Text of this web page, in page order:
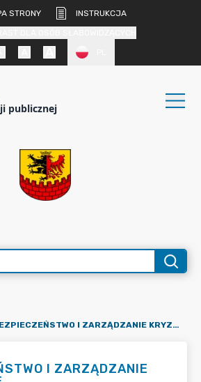
STRONY
INSTRUKCJA
publicznej
BEZPIECZEŃSTWO I ZARZĄDZANIE KRYZYSOWE
I ZARZĄDZANIE